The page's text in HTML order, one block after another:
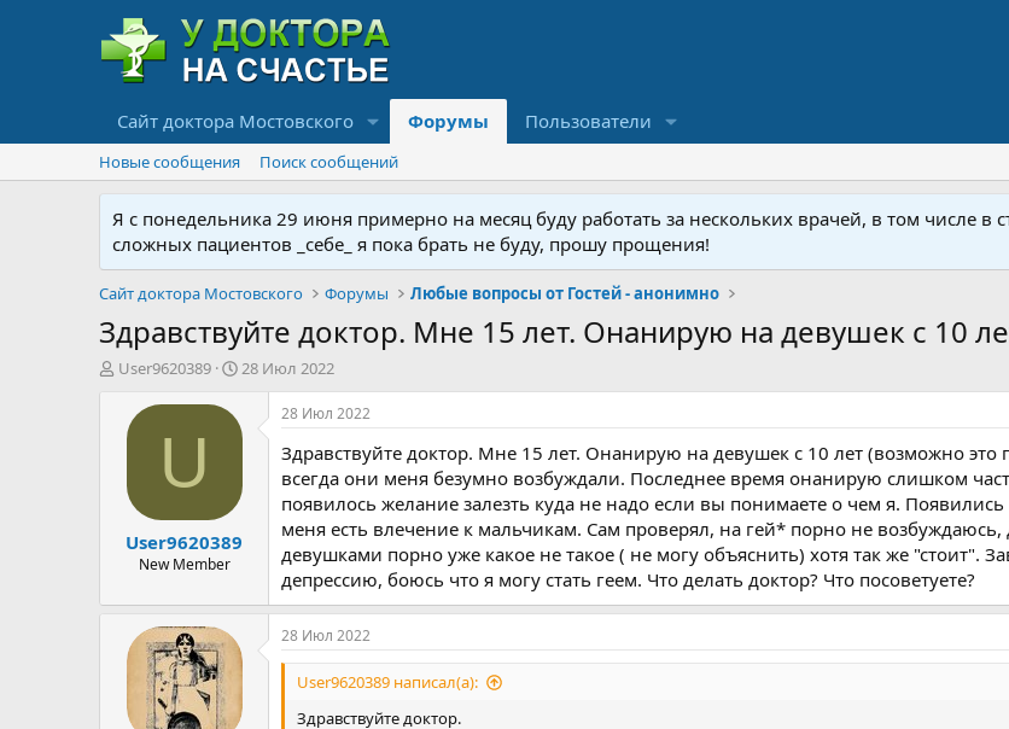
Сайт доктора Мостовского Форумы Пользователи
Новые сообщения Поиск сообщений
Я с понедельника 29 июня примерно на месяц буду работать за нескольких врачей, в том числе в
сложных пациентов _себе_ я пока брать не буду, прошу прощения!
Сайт доктора Мостовского Форумы Любые вопросы от Гостей - анонимно
Здравствуйте доктор. Мне 15 лет. Онанирую на девушек с 10
А
ы
User9620389
Д
а
ч
л
28 Июл 2022
U
User9620389
New Member
28 Июл 2022
Здравствуйте доктор. Мне 15 лет. Онанирую на девушек с 10 лет (возможно это
всегда они меня безумно возбуждали. Последнее время онанирую слишком
появилось желание залезть куда не надо если вы понимаете о чем я.
меня есть влечение к мальчикам. Сам проверял, на гей* порно не
девушками порно уже какое не такое ( не могу объяснить) хотя так же "стоит".
депрессию, боюсь что я могу стать геем. Что делать доктор? Что посоветуете?
28 Июл 2022
User9620389 написал(а):
Здравствуйте доктор.